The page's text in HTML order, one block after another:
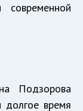
Подзорова
долгое время